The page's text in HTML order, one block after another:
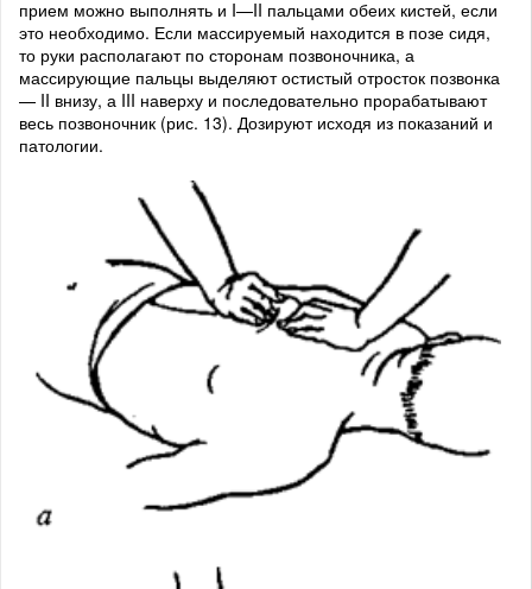
прием можно выполнять и I—II пальцами обеих кистей, если
это необходимо. Если массируемый находится в позе сидя,
то руки располагают по сторонам позвоночника, а
массирующие пальцы выделяют остистый отросток позвонка
— II внизу, а III наверху и последовательно прорабатывают
весь позвоночник (рис. 13). Дозируют исходя из показаний и
патологии.